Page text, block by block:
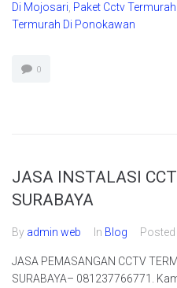
Di Mojosari Paket Cctv
Termurah Di Ponokawan
0
JASA INSTALASI
SURABAYA
By admin web In Blog Posted
JASA PEMASANGAN CCTV
SURABAYA– 081237766771.